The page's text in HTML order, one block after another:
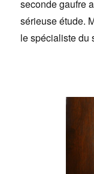
seconde gaufre
sérieuse étude.
le spécialiste du